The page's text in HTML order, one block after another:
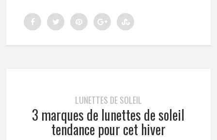
LUNETTES DE SOLEIL
3 marques de lunettes de soleil
tendance pour cet hiver